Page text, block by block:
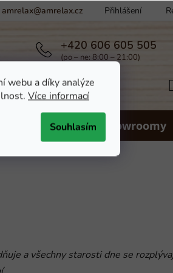
webu a díky analýze
Více informací
Souhlasím
podmínky Odstoupení od
amrelax@amrelax.cz Přihlášení
+420 606 605 505
(po – ne: 8:00 – 21:00)
Doplňky Showroomy
a všechny starosti dne se